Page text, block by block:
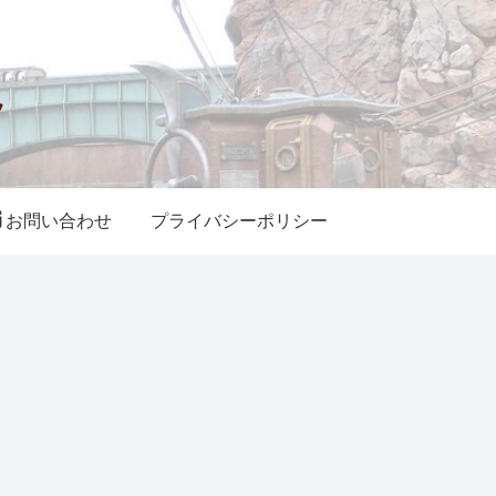
お問い合わせ プライバシーポリシー